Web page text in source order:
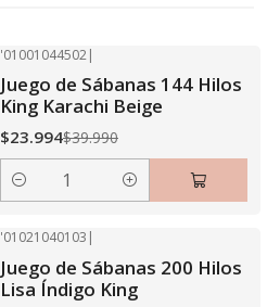
'01001044502|
Juego de Sábanas 144 Hilos
King Karachi Beige
$23.994$39.990
Cantidad
'01021040103 |
Juego de Sábanas 200 Hilos
Lisa Índigo King